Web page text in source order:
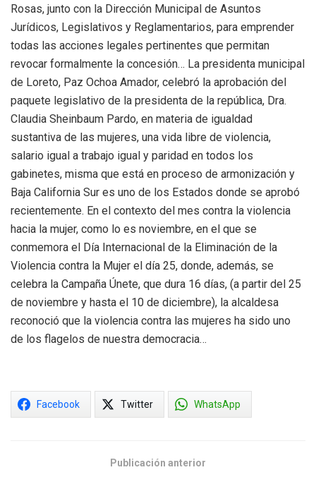
Rosas, junto con la Dirección Municipal de Asuntos
Jurídicos, Legislativos y Reglamentarios, para emprender
todas las acciones legales pertinentes que permitan
revocar formalmente la concesión… La presidenta municipal
de Loreto, Paz Ochoa Amador, celebró la aprobación del
paquete legislativo de la presidenta de la república, Dra.
Claudia Sheinbaum Pardo, en materia de igualdad
sustantiva de las mujeres, una vida libre de violencia,
salario igual a trabajo igual y paridad en todos los
gabinetes, misma que está en proceso de armonización y
Baja California Sur es uno de los Estados donde se aprobó
recientemente. En el contexto del mes contra la violencia
hacia la mujer, como lo es noviembre, en el que se
conmemora el Día Internacional de la Eliminación de la
Violencia contra la Mujer el día 25, donde, además, se
celebra la Campaña Únete, que dura 16 días, (a partir del 25
de noviembre y hasta el 10 de diciembre), la alcaldesa
reconoció que la violencia contra las mujeres ha sido uno
de los flagelos de nuestra democracia…
Facebook Twitter WhatsApp
Publicación anterior